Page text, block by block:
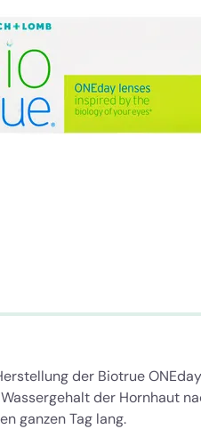
der Biotrue
der Hornhaut
ganzen Tag lang.